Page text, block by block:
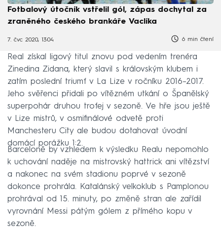
Fotbalový útočník vstřelil gól, zápas dochytal za
zraněného českého brankáře Vaclíka
7. čvc 2020, 13:04 6 min čtení
Real získal ligový titul znovu pod vedením trenéra
Zinedina Zidana, který slavil s královským klubem i
zatím poslední triumf v La Lize v ročníku 2016–2017.
Jeho svěřenci přidali po vítězném utkání o Španělský
superpohár druhou trofej v sezoně. Ve hře jsou ještě
v Lize mistrů, v osmifinálové odvetě proti
Manchesteru City ale budou dotahovat úvodní
domácí porážku 1:2.
Barceloně by vzhledem k výsledku Realu nepomohlo
k uchování naděje na mistrovský hattrick ani vítězství
a nakonec na svém stadionu poprvé v sezoně
dokonce prohrála. Katalánský velkoklub s Pamplonou
prohrával od 15. minuty, po změně stran ale zařídil
vyrovnání Messi pátým gólem z přímého kopu v
sezoně.